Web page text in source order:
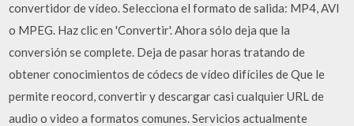
convertidor de vídeo. Selecciona el formato de salida: MP4, AVI
o MPEG. Haz clic en 'Convertir'. Ahora sólo deja que la
conversión se complete. Deja de pasar horas tratando de
obtener conocimientos de códecs de vídeo difíciles de Que le
permite reocord, convertir y descargar casi cualquier URL de
audio o video a formatos comunes. Servicios actualmente